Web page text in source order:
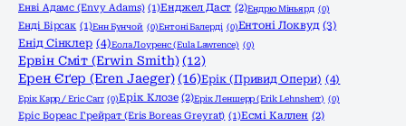
Енві Адамс (Envy Adams) (1)Енджел Даст (2)Ендрю Міньярд (0)
Енді Бірсак (1)Енн Бунчой (0)Ентоні Балерді (0)Ентоні Локвуд (3)
Енід Сінклер (4)Еола Лоуренс (Eula Lawrence) (0)
Ервін Сміт (Erwin Smith) (12)
Ерен Єґер (Eren Jaeger) (16)Ерік (Привид Опери) (4)
Ерік Карр / Eric Carr (0)Ерік Клозе (2)Ерік Леншерр (Erik Lehnsherr) (0)
Еріс Бореас Грейрат (Eris Boreas Greyrat) (1)Есмі Каллен (2)